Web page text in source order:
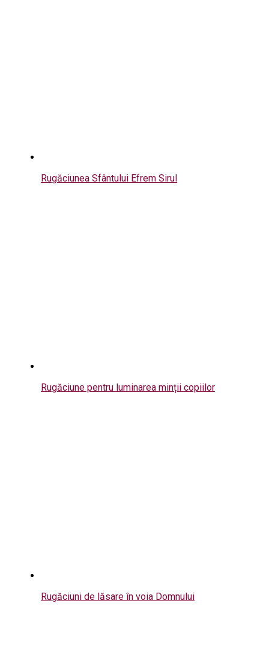
Rugăciunea Sfântului Efrem Sirul
Rugăciune pentru luminarea minții copiilor
Rugăciuni de lăsare în voia Domnului